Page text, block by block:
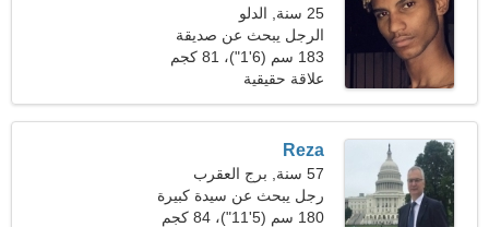
25 سنة, الدلو
الرجل يبحث عن صديقة
183 سم (6'1")، 81 كجم
(178 رطلا)
علاقة حقيقية
Reza
57 سنة, برج العقرب
رجل يبحث عن سيدة كبيرة
180 سم (5'11")، 84 كجم